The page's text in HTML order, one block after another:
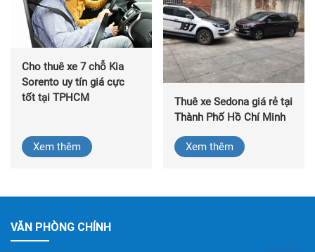
Cho thuê xe 7 chỗ Kia
Sorento uy tín giá cực
tốt tại TPHCM
Xem thêm
Thuê xe Sedona giá rẻ tại
Thành Phố Hồ Chí Minh
Xem thêm
VĂN PHÒNG CHÍNH